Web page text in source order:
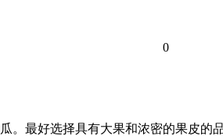
0
。最好选择具有大果和浓密的果皮